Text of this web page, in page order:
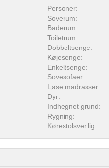
Personer:
Soverum:
Baderum:
Toiletrum:
Dobbeltsenge:
Køjesenge:
Enkeltsenge:
Sovesofaer:
Løse madrasser:
Dyr:
Indhegnet grund:
Rygning:
Kørestolsvenlig: